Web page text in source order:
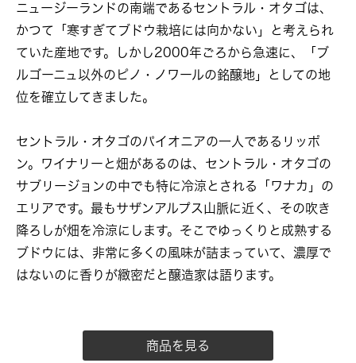
ニュージーランドの南端であるセントラル・オタゴは、
かつて「寒すぎてブドウ栽培には向かない」と考えられ
ていた産地です。しかし2000年ごろから急速に、「ブ
ルゴーニュ以外のピノ・ノワールの銘醸地」としての地
位を確立してきました。
セントラル・オタゴのパイオニアの一人であるリッポ
ン。ワイナリーと畑があるのは、セントラル・オタゴの
サブリージョンの中でも特に冷涼とされる「ワナカ」の
エリアです。最もサザンアルプス山脈に近く、その吹き
降ろしが畑を冷涼にします。そこでゆっくりと成熟する
ブドウには、非常に多くの風味が詰まっていて、濃厚で
はないのに香りが緻密だと醸造家は語ります。
商品を見る